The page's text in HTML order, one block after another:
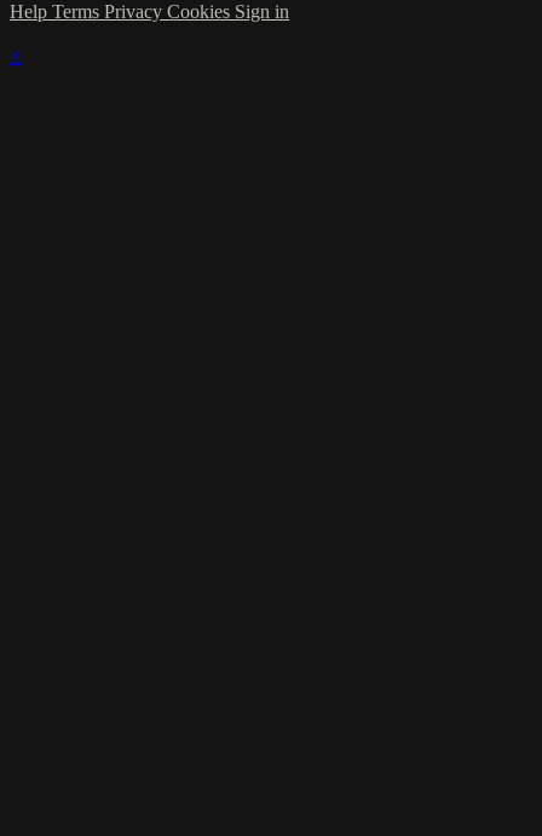
Help Terms Privacy Cookies Sign in
×